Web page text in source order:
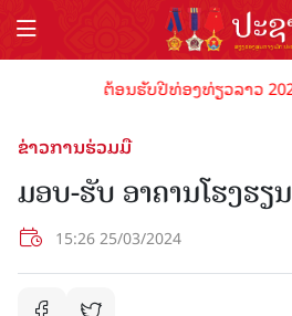
ຕ້ອນຮັບປີທ່ອງທ່ຽວລາວ
ຂ່າວການຮ່ວມມື
ມອບ-ຮັບ ອາຄານໂຮງຮ
15:26 25/03/2024